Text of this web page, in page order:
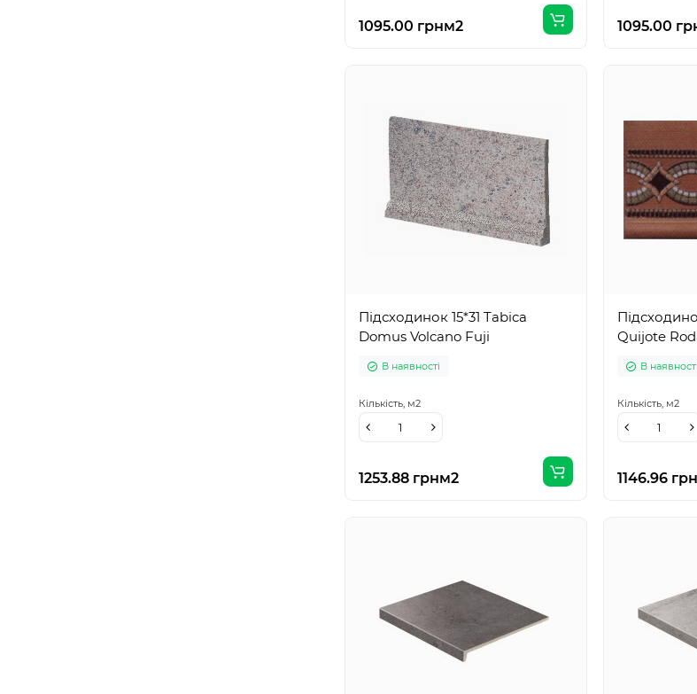
1095.00 грнм2 1095.00
Підсходинок 15*31 Tabica
Domus Volcano Fuji
В наявності
1253.88 грнм2
Кількість, м2
Quijote
В наявності
1146.96 грн
Кількість, м2